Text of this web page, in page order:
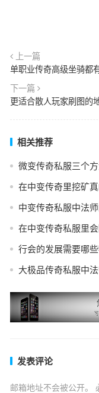
上一篇
单职业传奇高级坐骑都
下一篇
更适合散人玩家刷图的
相关推荐
微变传奇私服三个
在中变传奇里挖矿
中变传奇私服中法
在中变传奇私服里
行会的发展需要哪
大极品传奇私服中
发表评论
邮箱地址不会被公开。